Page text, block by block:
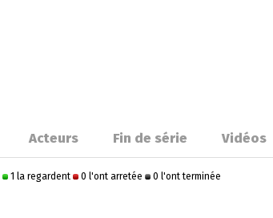
Acteurs Fin de série Vidéos
1 la regardent 0 l'ont arretée
0 l'ont terminée